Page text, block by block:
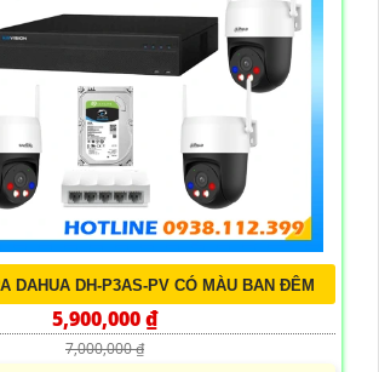
DAHUA DH-P3AS-PV CÓ MÀU BAN ĐÊM
5,900,000 ₫
7,000,000 ₫